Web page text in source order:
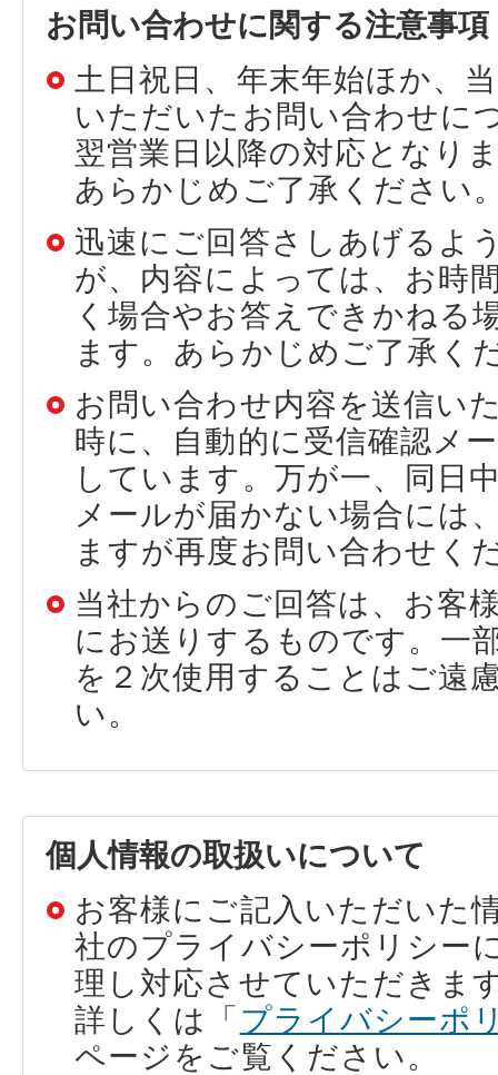
お問い合わせに関する注意事項
土日祝日、年末年始ほか、
いただいたお問い合わせに
翌営業日以降の対応となり
あらかじめご了承ください
迅速にご回答さしあげるよ
が、内容によっては、お時
く場合やお答えできかねる
ます。あらかじめご了承く
お問い合わせ内容を送信い
時に、自動的に受信確認メ
しています。万が一、同日
メールが届かない場合には
ますが再度お問い合わせく
当社からのご回答は、お客
にお送りするものです。一
を２次使用することはご遠
い。
個人情報の取扱いについて
お客様にご記入いただいた
社のプライバシーポリシー
理し対応させていただきま
詳しくは「 プライバシーポ
ページをご覧ください。